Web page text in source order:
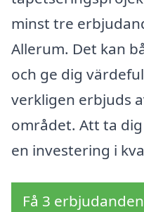
minst tre
Allerum. Det kan
och ge dig
verkligen erbjuds
området. Att ta
en investering i
Få 3